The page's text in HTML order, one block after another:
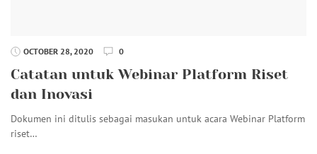
OCTOBER 28, 2020 0
Catatan untuk Webinar Platform Riset
dan Inovasi
Dokumen ini ditulis sebagai masukan untuk acara Webinar Platform
riset…